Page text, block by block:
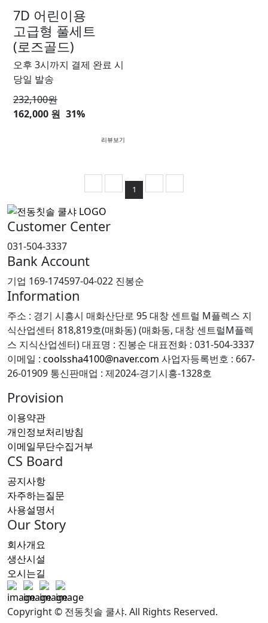
7D 어린이용
고급형 풀세트
(로즈골드)
오후 3시까지 결제 완료 시
당일 발송
232,100원
162,000 원 31%
리뷰보기
1
Customer Center
031-504-3337
Bank Account
기업 169-174597-04-022 진봉순
Information
주소 : 경기 시흥시 매화산단로 95 대창 센트럴 M플렉스 지
식산업센터 818,819호(매화동) (매화동, 대창 센트럴M플렉
스 지식산업센터)대표명 : 진봉순 대표전화 : 031-504-3337
이메일 : coolssha4100@naver.com 사업자등록번호 : 667-
26-01909 통신판매업 : 제2024-경기시흥-1328호
Provision
이용약관
개인정보처리방침
이메일무단수집거부
CS Board
공지사항
자주하는질문
사용설명서
Our Story
회사개요
생산시설
오시는길
Copyright © 전동칫솔 쿨샤. All Rights Reserved.